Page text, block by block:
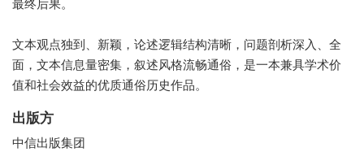
最终后果。
文本观点独到、新颖，论述逻辑结构清晰，问题剖析深入、全
面，文本信息量密集，叙述风格流畅通俗，是一本兼具学术价
值和社会效益的优质通俗历史作品。
出版方
中信出版集团